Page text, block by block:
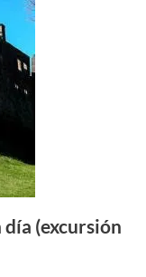
día (excursión